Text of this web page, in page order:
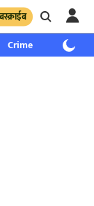
Crime साप्ताहिक